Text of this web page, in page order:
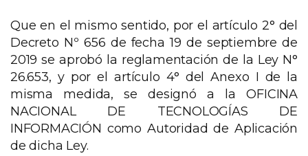
Que en el mismo sentido, por el artículo 2° del
Decreto Nº 656 de fecha 19 de septiembre de
2019 se aprobó la reglamentación de la Ley N°
26.653, y por el artículo 4° del Anexo I de la
misma medida, se designó a la OFICINA
NACIONAL DE TECNOLOGÍAS DE
INFORMACIÓN como Autoridad de Aplicación
de dicha Ley.